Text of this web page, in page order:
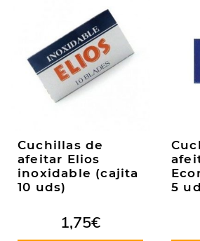
Cuchillas de
afeitar Elios
inoxidable (cajita
10 uds)
1,75€
5